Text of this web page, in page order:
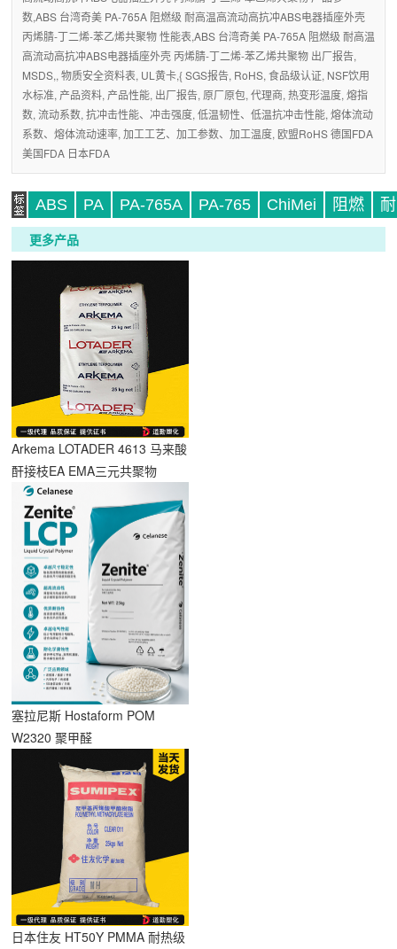
数,ABS 台湾奇美 PA-765A 阻燃级 耐高温高流动高抗冲ABS电器插座外壳
丙烯腈-丁二烯-苯乙烯共聚物 性能表,ABS 台湾奇美 PA-765A 阻燃级 耐高温
高流动高抗冲ABS电器插座外壳 丙烯腈-丁二烯-苯乙烯共聚物 出厂报告,
MSDS,, 物质安全资料表, UL黄卡,{ SGS报告, RoHS, 食品级认证, NSF饮用
水标准, 产品资料, 产品性能, 出厂报告, 原厂原包, 代理商, 热变形温度, 熔指
数, 流动系数, 抗冲击性能、冲击强度, 低温韧性、低温抗冲击性能, 熔体流动
系数、熔体流动速率, 加工工艺、加工参数、加工温度, 欧盟RoHS 德国FDA
美国FDA 日本FDA
签
ABS PA PA-765A PA-765 ChiMei 阻燃
更多产品
Arkema LOTADER 4613 马来酸
酐接枝EA EMA三元共聚物
塞拉尼斯 Hostaform POM
W2320 聚甲醛
日本住友 HT50Y PMMA 耐热级